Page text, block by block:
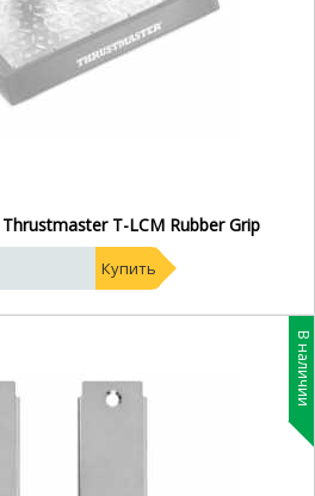
T-LCM Rubber Grip
Купить
В наличии